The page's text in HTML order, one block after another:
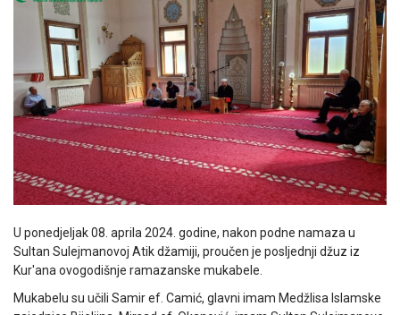
U ponedjeljak 08. aprila 2024. godine, nakon podne namaza u
Sultan Sulejmanovoj Atik džamiji, proučen je posljednji džuz iz
Kur'ana ovogodišnje ramazanske mukabele.
Mukabelu su učili Samir ef. Camić, glavni imam Medžlisa Islamske